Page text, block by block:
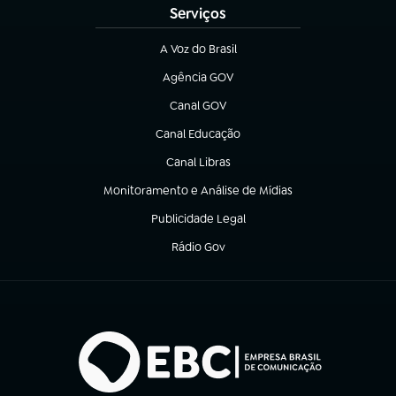
Serviços
A Voz do Brasil
(abre em nova aba)
Agência GOV
(abre em nova aba)
Canal GOV
(abre em nova aba)
Canal Educação
(abre em nova aba)
Canal Libras
(abre em nova aba)
Monitoramento e Análise de Mídias
(abre em nova aba)
Publicidade Legal
(abre em nova aba)
Rádio Gov
(abre em nova aba)